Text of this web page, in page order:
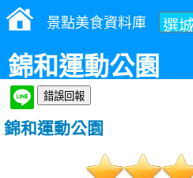
景點美食資料庫
錦和運動公園
錦和運動公園